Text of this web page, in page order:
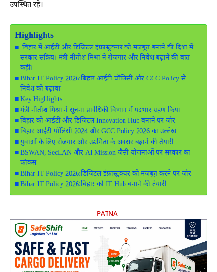
उपस्थित रहे।
Highlights
बिहार में आईटी और डिजिटल इंफ्रास्ट्रक्चर को मजबूत बनाने की दिशा में
सरकार सक्रिय। मंत्री नीतीश मिश्रा ने रोजगार और निवेश बढ़ाने की बात
कही।
Bihar IT Policy 2026:बिहार आईटी पॉलिसी और GCC Policy से
निवेश को बढ़ावा
Key Highlights
मंत्री नीतीश मिश्रा ने सूचना प्रावैधिकी विभाग में पदभार ग्रहण किया
बिहार को आईटी और डिजिटल Innovation Hub बनाने पर जोर
बिहार आईटी पॉलिसी 2024 और GCC Policy 2026 का उल्लेख
युवाओं के लिए रोजगार और उद्यमिता के अवसर बढ़ाने की तैयारी
BSWAN, SecLAN और AI Mission जैसी योजनाओं पर सरकार का
फोकस
Bihar IT Policy 2026:डिजिटल इंफ्रास्ट्रक्चर को मजबूत करने पर जोर
Bihar IT Policy 2026:बिहार को IT Hub बनाने की तैयारी
PATNA